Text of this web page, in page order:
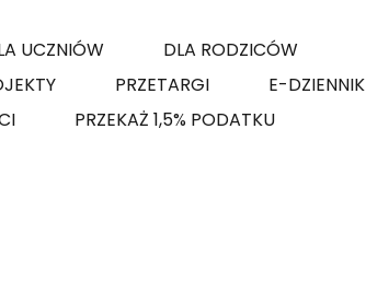
UCZNIÓW
DLA RODZICÓW
PRZETARGI
E-DZIENNIK
PRZEKAŻ 1,5% PODATKU